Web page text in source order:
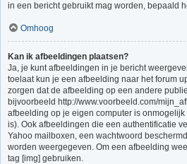
in een bericht gebruikt mag worden, bepaald
Omhoog
Kan ik afbeeldingen plaatsen?
Ja, je kunt afbeeldingen in je bericht
toelaat kun je een afbeelding naar het forum
zorgen dat de afbeelding op een andere
bijvoorbeeld http://www.voorbeeld.com/
afbeelding op je eigen computer is
is). Ook afbeeldingen die een authentificatie
Yahoo mailboxen, een wachtwoord
worden weergegeven. Om een afbeelding
tag [img] gebruiken.